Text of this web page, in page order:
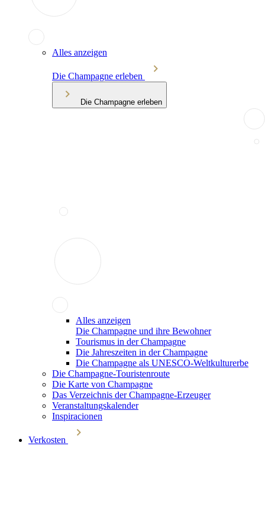
Alles anzeigen
Die Champagne erleben
Die Champagne erleben
Alles anzeigen
Die Champagne und ihre Bewohner
Tourismus in der Champagne
Die Jahreszeiten in der Champagne
Die Champagne als UNESCO-Weltkulturerbe
Die Champagne-Touristenroute
Die Karte von Champagne
Das Verzeichnis der Champagne-Erzeuger
Veranstaltungskalender
Inspiracionen
Verkosten